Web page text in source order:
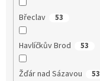
Břeclav 53
Havlíčkův Brod 53
Žďár nad Sázavou 53